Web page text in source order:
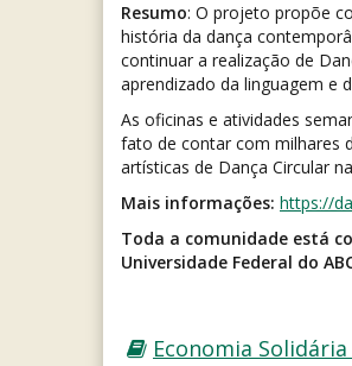
Resumo: O projeto propõe
história da dança
continuar a realização de
aprendizado da linguagem e
As oficinas e atividades
fato de contar com milhares
artísticas de Dança Circular
Mais informações: https://
Toda a comunidade está
Universidade Federal do
Economia